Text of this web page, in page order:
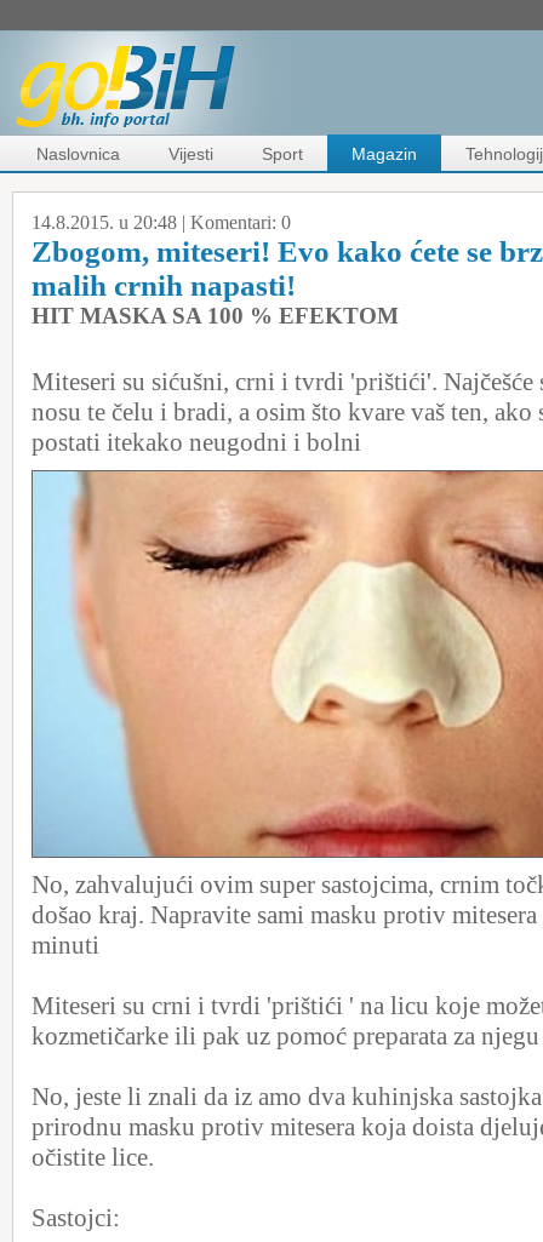
Naslovnica Vijesti Sport Magazin
14.8.2015. u 20:48 | Komentari: 0
Zbogom, miteseri! Evo kako ćete se
malih crnih napasti!
HIT MASKA SA 100 % EFEKTOM
Miteseri su sićušni, crni i tvrdi 'prištići'. Najčešće
nosu te čelu i bradi, a osim što kvare vaš ten, ako
postati itekako neugodni i bolni
No, zahvalujući ovim super sastojcima, crnim
došao kraj. Napravite sami masku protiv
minuti
Miteseri su crni i tvrdi 'prištići ' na licu koje
kozmetičarke ili pak uz pomoć preparata za
No, jeste li znali da iz amo dva kuhinjska
prirodnu masku protiv mitesera koja doista
očistite lice.
Sastojci: